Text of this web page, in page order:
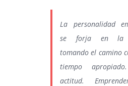
La personalidad
se forja en la
tomando el camino
tiempo
actitud.